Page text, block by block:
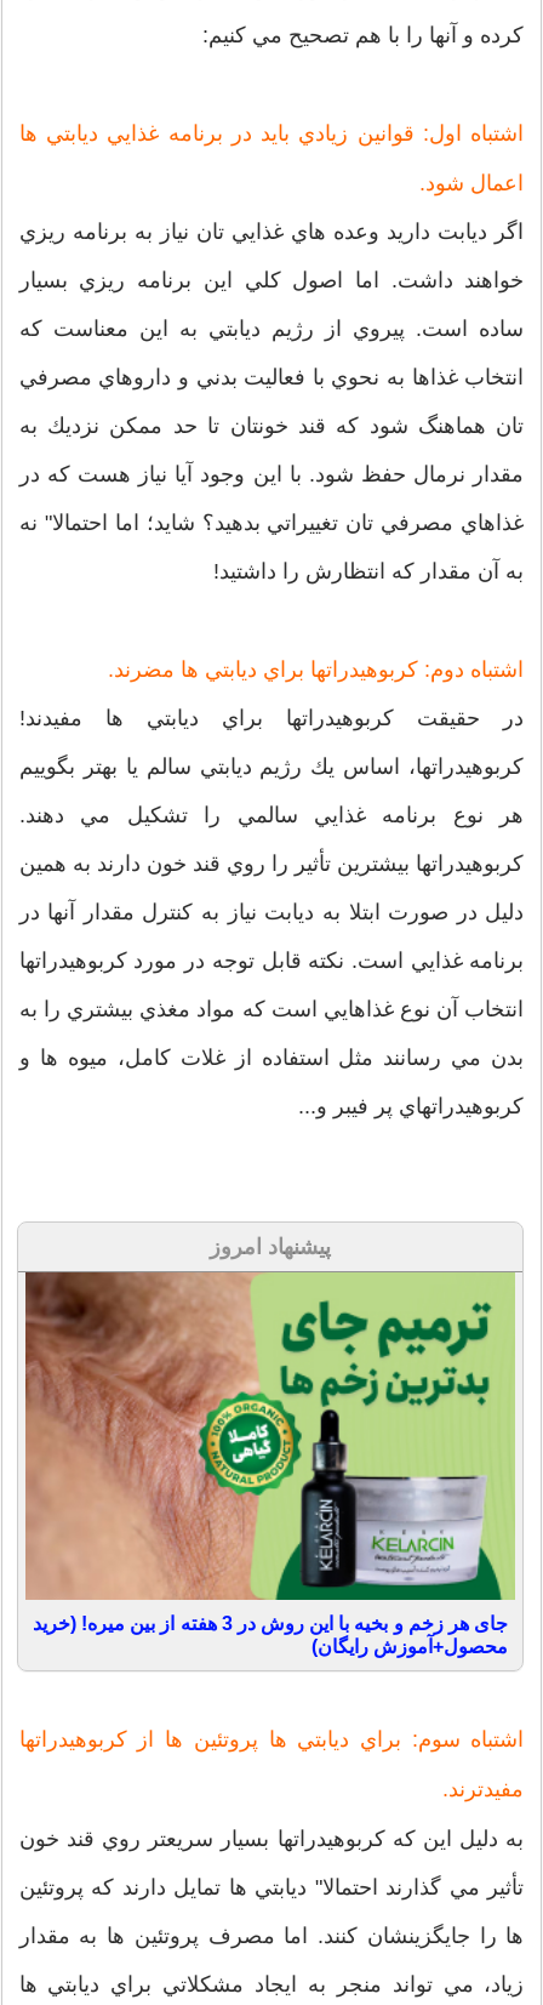
كرده و آنها را با هم تصحيح مي كنيم:
اشتباه اول: قوانين زيادي بايد در برنامه غذايي ديابتي ها
اعمال شود.
اگر ديابت داريد وعده هاي غذايي تان نياز به برنامه ريزي
خواهند داشت. اما اصول كلي اين برنامه ريزي بسيار
ساده است. پيروي از رژيم ديابتي به اين معناست كه
انتخاب غذاها به نحوي با فعاليت بدني و داروهاي مصرفي
تان هماهنگ شود كه قند خونتان تا حد ممكن نزديك به
مقدار نرمال حفظ شود. با اين وجود آيا نياز هست كه در
غذاهاي مصرفي تان تغييراتي بدهيد؟ شايد؛ اما احتمالا" نه
به آن مقدار كه انتظارش را داشتيد!
اشتباه دوم: كربوهيدراتها براي ديابتي ها مضرند.
در حقيقت كربوهيدراتها براي ديابتي ها مفيدند!
كربوهيدراتها، اساس يك رژيم ديابتي سالم يا بهتر بگوييم
هر نوع برنامه غذايي سالمي را تشكيل مي دهند.
كربوهيدراتها بيشترين تأثير را روي قند خون دارند به همين
دليل در صورت ابتلا به ديابت نياز به كنترل مقدار آنها در
برنامه غذايي است. نكته قابل توجه در مورد كربوهيدراتها
انتخاب آن نوع غذاهايي است كه مواد مغذي بيشتري را به
بدن مي رسانند مثل استفاده از غلات كامل، ميوه ها و
كربوهيدراتهاي پر فيبر و...
پیشنهاد امروز
جای هر زخم و بخیه با این روش در 3 هفته از بین میره! (خرید
محصول+آموزش رایگان)
اشتباه سوم: براي ديابتي ها پروتئين ها از كربوهيدراتها
مفيدترند.
به دليل اين كه كربوهيدراتها بسيار سريعتر روي قند خون
تأثير مي گذارند احتمالا" ديابتي ها تمايل دارند كه پروتئين
ها را جايگزينشان كنند. اما مصرف پروتئين ها به مقدار
زياد، مي تواند منجر به ايجاد مشكلاتي براي ديابتي ها